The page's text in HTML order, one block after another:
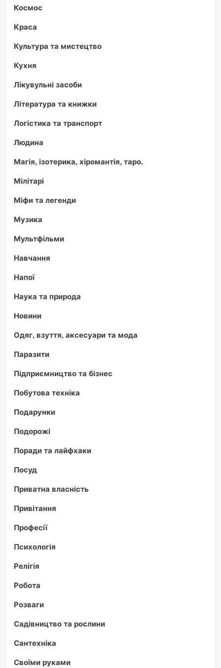
Космос
Краса
Культура та мистецтво
Кухня
Лікувульні засоби
Література та книжки
Логістика та транспорт
Людина
Магія, ізотерика, хіромантія, таро.
Мілітарі
Міфи та легенди
Музика
Мультфільми
Навчання
Напої
Наука та природа
Новини
Одяг, взуття, аксесуари та мода
Паразити
Підприємництво та бізнес
Побутова техніка
Подарунки
Подорожі
Поради та лайфхаки
Посуд
Приватна власність
Привітання
Професії
Психологія
Релігія
Робота
Розваги
Садівництво та рослини
Сантехніка
Своїми руками